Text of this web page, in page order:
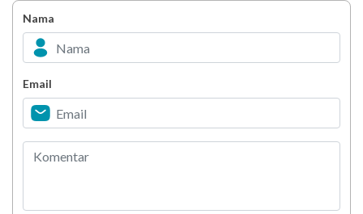
Minuman Manis, Teman atau Ancaman?
Berani Selesaikan Challenge 6.000 Langkah?
Nama
Email